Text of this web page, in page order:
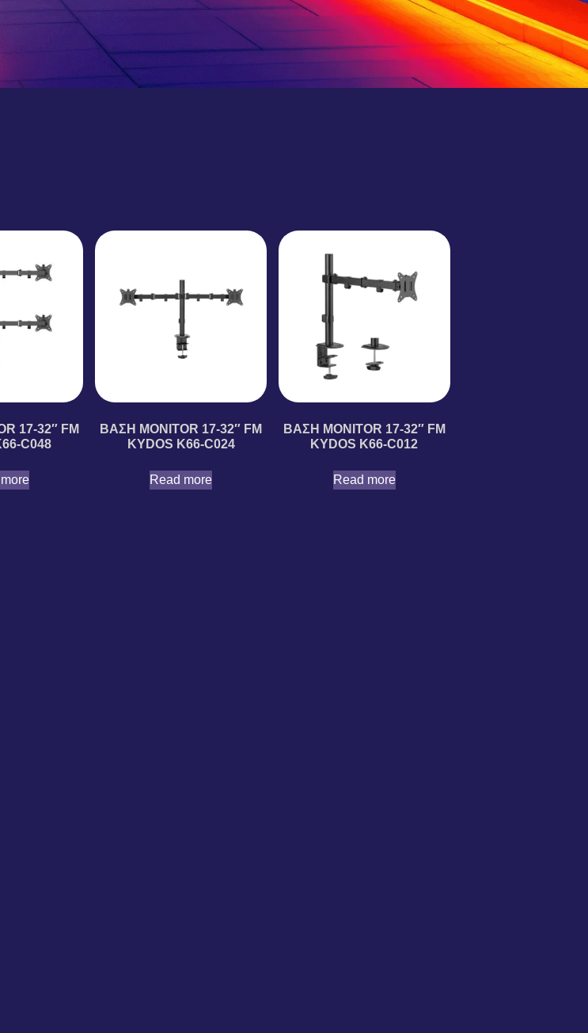
17-32″ FM
C048
ΒΑΣΗ MONITOR 17-32″ FM
KYDOS K66-C024
Read more
ΒΑΣΗ MONITOR 17-32″ FM
KYDOS K66-C012
Read more